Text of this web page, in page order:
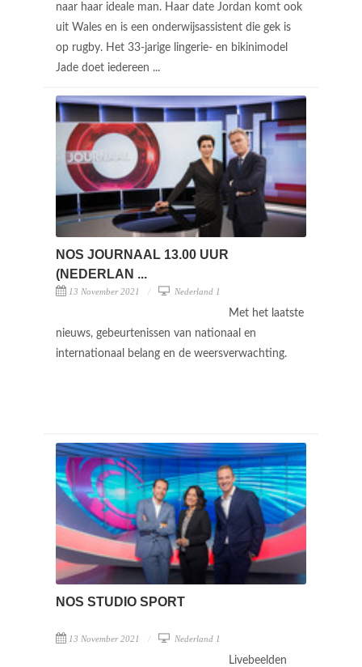
naar haar ideale man. Haar date Jordan komt ook
uit Wales en is een onderwijsassistent die gek is
op rugby. Het 33-jarige lingerie- en bikinimodel
Jade doet iedereen ...
NOS JOURNAAL 13.00 UUR
(NEDERLAN ...
13 November 2021 Nederland 1
Met het laatste
nieuws, gebeurtenissen van nationaal en
internationaal belang en de weersverwachting.
NOS STUDIO SPORT
13 November 2021 Nederland 1
Livebeelden